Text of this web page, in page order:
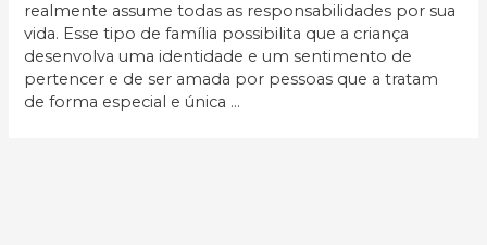
realmente assume todas as responsabilidades por sua
vida. Esse tipo de família possibilita que a criança
desenvolva uma identidade e um sentimento de
pertencer e de ser amada por pessoas que a tratam
de forma especial e única …